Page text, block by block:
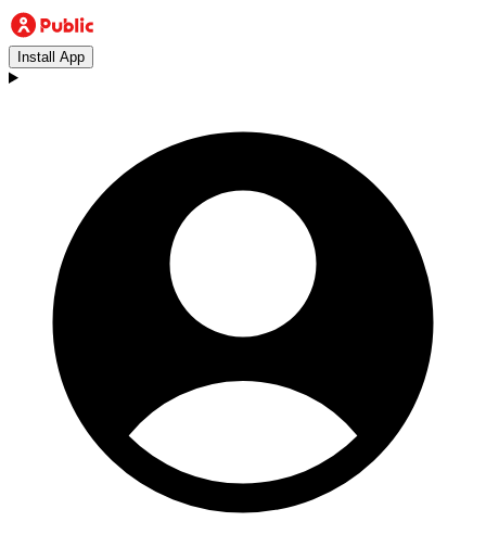
Install App